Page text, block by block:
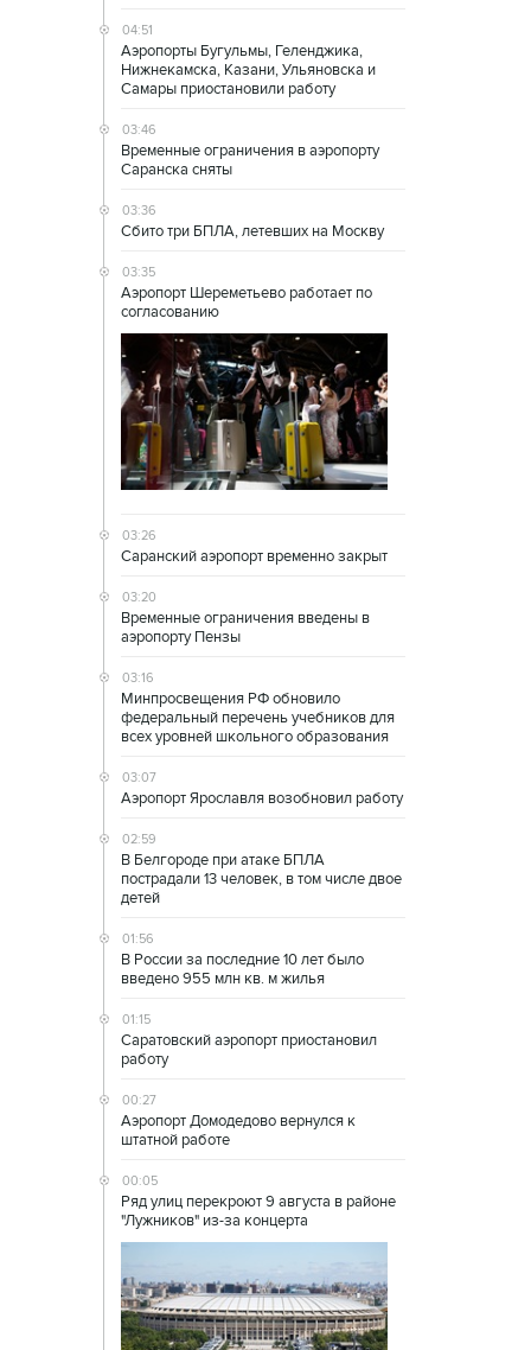
04:51
Аэропорты Бугульмы, Геленджика,
Нижнекамска, Казани, Ульяновска и
Самары приостановили работу
03:46
Временные ограничения в аэропорту
Саранска сняты
03:36
Сбито три БПЛА, летевших на Москву
03:35
Аэропорт Шереметьево работает по
согласованию
03:26
Саранский аэропорт временно закрыт
03:20
Временные ограничения введены в
аэропорту Пензы
03:16
Минпросвещения РФ обновило
федеральный перечень учебников для
всех уровней школьного образования
03:07
Аэропорт Ярославля возобновил работу
02:59
В Белгороде при атаке БПЛА
пострадали 13 человек, в том числе двое
детей
01:56
В России за последние 10 лет было
введено 955 млн кв. м жилья
01:15
Саратовский аэропорт приостановил
работу
00:27
Аэропорт Домодедово вернулся к
штатной работе
00:05
Ряд улиц перекроют 9 августа в районе
"Лужников" из-за концерта